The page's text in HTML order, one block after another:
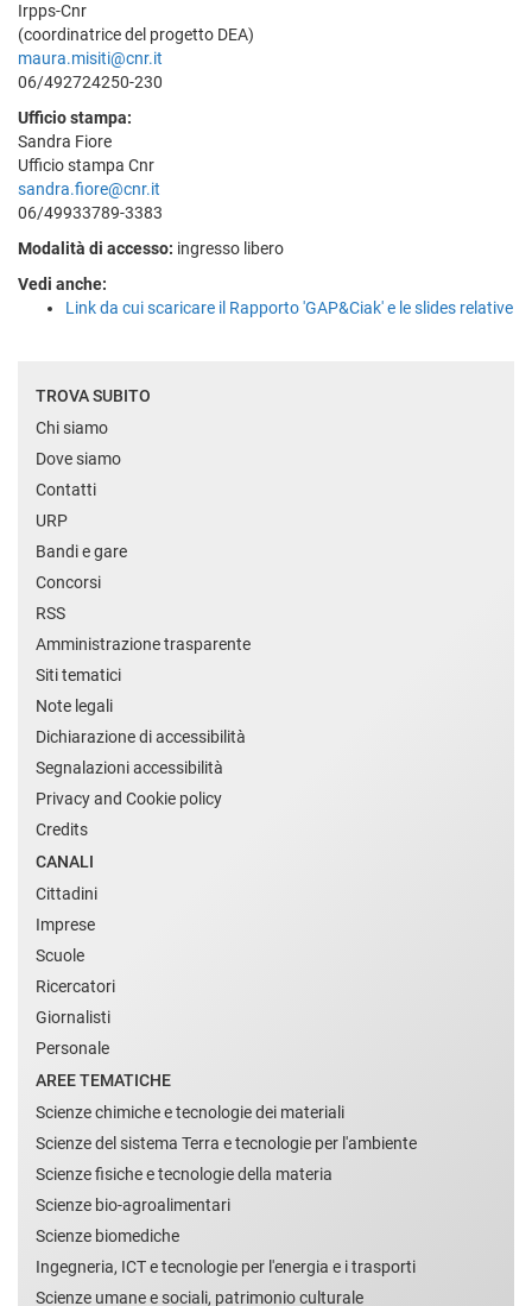
Irpps-Cnr
(coordinatrice del progetto DEA)
maura.misiti@cnr.it
06/492724250-230
Ufficio stampa:
Sandra Fiore
Ufficio stampa Cnr
sandra.fiore@cnr.it
06/49933789-3383
Modalità di accesso: ingresso libero
Vedi anche:
Link da cui scaricare il Rapporto 'GAP&Ciak' e le slides relative
TROVA SUBITO
Chi siamo
Dove siamo
Contatti
URP
Bandi e gare
Concorsi
RSS
Amministrazione trasparente
Siti tematici
Note legali
Dichiarazione di accessibilità
Segnalazioni accessibilità
Privacy and Cookie policy
Credits
CANALI
Cittadini
Imprese
Scuole
Ricercatori
Giornalisti
Personale
AREE TEMATICHE
Scienze chimiche e tecnologie dei materiali
Scienze del sistema Terra e tecnologie per l'ambiente
Scienze fisiche e tecnologie della materia
Scienze bio-agroalimentari
Scienze biomediche
Ingegneria, ICT e tecnologie per l'energia e i trasporti
Scienze umane e sociali, patrimonio culturale